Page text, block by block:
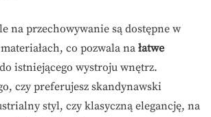
na przechowywanie są dostępne w
co pozwala na łatwe
istniejącego wystroju wnętrz.
czy preferujesz skandynawski
styl, czy klasyczną elegancję, na